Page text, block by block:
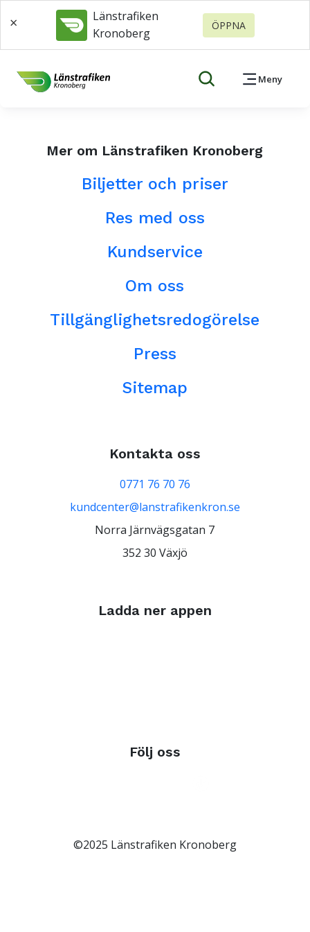
×
Länstrafiken
Kronoberg
ÖPPNA
Meny
Mer om Länstrafiken Kronoberg
Biljetter och priser
Res med oss
Kundservice
Om oss
Tillgänglighetsredogörelse
Press
Sitemap
Kontakta oss
0771 76 70 76
kundcenter@lanstrafikenkron.se
Norra Järnvägsgatan 7
352 30 Växjö
Ladda ner appen
Följ oss
©2025 Länstrafiken Kronoberg